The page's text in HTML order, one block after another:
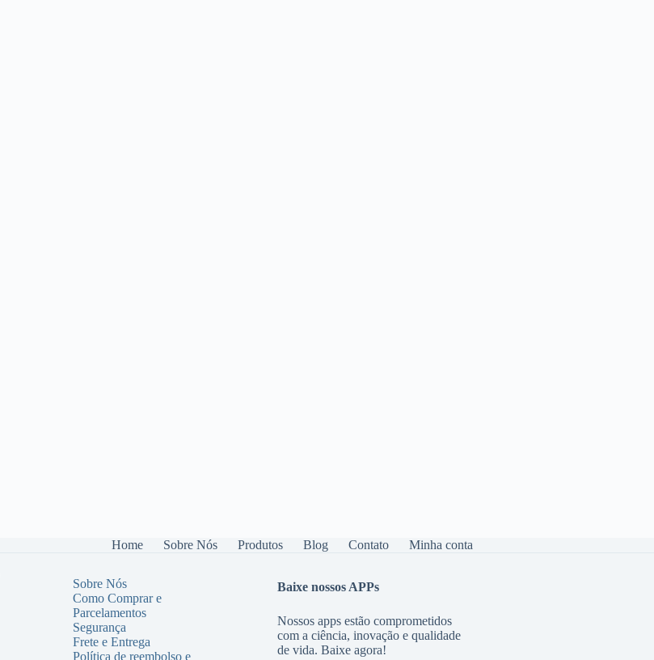
Home Sobre Nós Produtos Blog Contato Minha conta
Sobre Nós
Como Comprar e
Parcelamentos
Segurança
Frete e Entrega
Política de reembolso e
Baixe nossos APPs
Nossos apps estão comprometidos
com a ciência, inovação e qualidade
de vida. Baixe agora!